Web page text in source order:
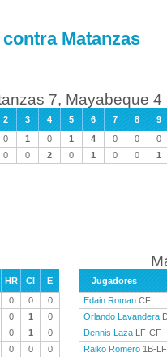
Matanzas
7, Mayabeque 4
2 3 4 5 6 7 8 9
0 1 0 1 4 0 0 0
0 0 2 0 1 0 0 1
HR CI
E
0 0
0
0 1
0
0 1
0
0 0
0
Jugadores
Edain Roman CF
Orlando Lavandera
Dennis Laza LF-CF
Raiko Romero 1B-LF